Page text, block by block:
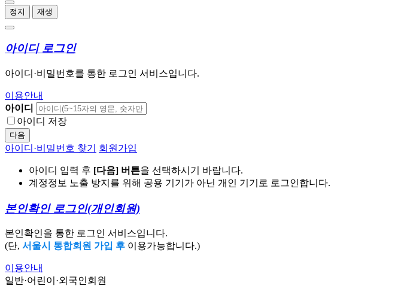
정지 재생
아이디 로그인
아이디·비밀번호를 통한 로그인 서비스입니다.
이용안내
아이디
아이디 저장
다음
아이디·비밀번호 찾기 회원가입
아이디 입력 후 [다음] 버튼을 선택하시기 바랍니다.
계정정보 노출 방지를 위해 공용 기기가 아닌 개인 기기로 로그인합니다.
본인확인 로그인(개인회원)
본인확인을 통한 로그인 서비스입니다.
(단, 서울시 통합회원 가입 후 이용가능합니다.)
이용안내
일반·어린이·외국인회원